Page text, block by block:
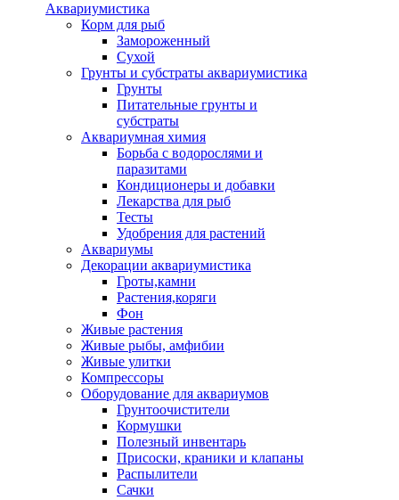
Аквариумистика
Корм для рыб
Замороженный
Сухой
Грунты и субстраты аквариумистика
Грунты
Питательные грунты и
субстраты
Аквариумная химия
Борьба с водорослями и
паразитами
Кондиционеры и добавки
Лекарства для рыб
Тесты
Удобрения для растений
Аквариумы
Декорации аквариумистика
Гроты,камни
Растения,коряги
Фон
Живые растения
Живые рыбы, амфибии
Живые улитки
Компрессоры
Оборудование для аквариумов
Грунтоочистители
Кормушки
Полезный инвентарь
Присоски, краники и клапаны
Распылители
Сачки